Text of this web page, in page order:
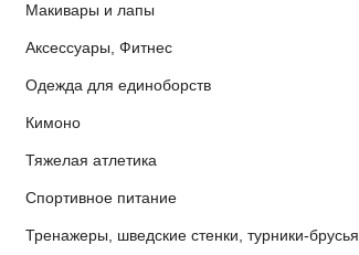
Макивары и лапы
Аксессуары, Фитнес
Одежда для единоборств
Кимоно
Тяжелая атлетика
Спортивное питание
Тренажеры, шведские стенки, турники-брусья